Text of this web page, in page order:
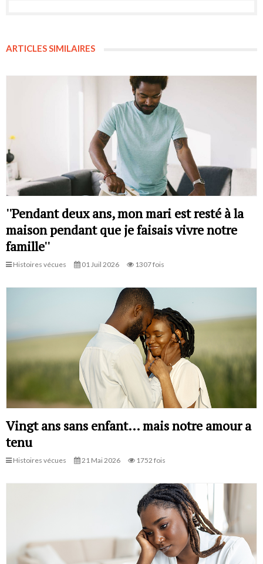
ARTICLES SIMILAIRES
''Pendant deux ans, mon mari est resté à la
maison pendant que je faisais vivre notre
famille''
Histoires vécues 01 Juil 2026 1307 fois
Vingt ans sans enfant… mais notre amour a
tenu
Histoires vécues 21 Mai 2026 1752 fois